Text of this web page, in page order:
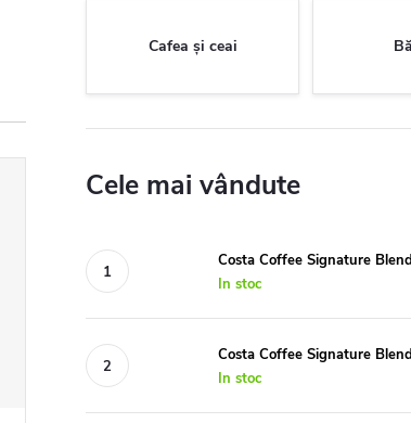
Cafea și ceai
Cele mai vândute
Costa Coffee Signature
In stoc
Costa Coffee Signature
In stoc